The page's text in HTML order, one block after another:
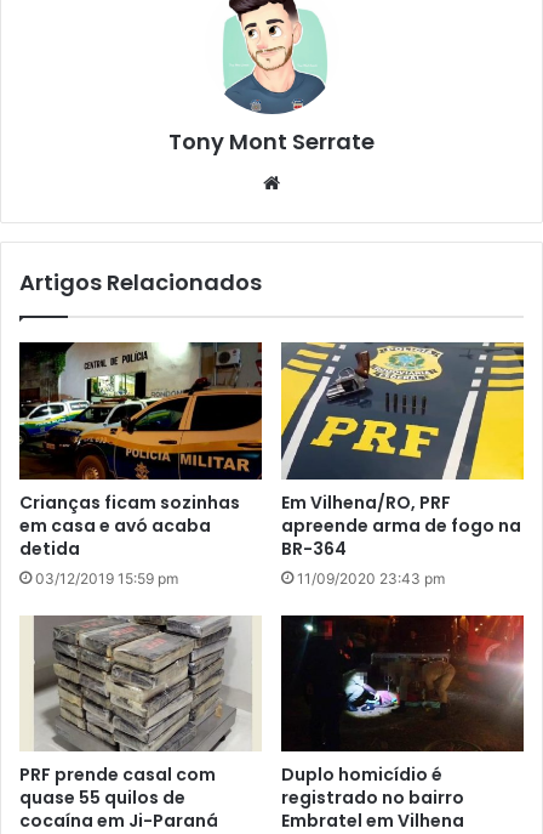
Tony Mont Serrate
te
Artigos Relacionados
Crianças ficam sozinhas
em casa e avó acaba
detida
03/12/2019 15:59 pm
Em Vilhena/RO, PRF
apreende arma de fogo na
BR-364
11/09/2020 23:43 pm
PRF prende casal com
quase 55 quilos de
cocaína em Ji-Paraná
Duplo homicídio é
registrado no bairro
Embratel em Vilhena